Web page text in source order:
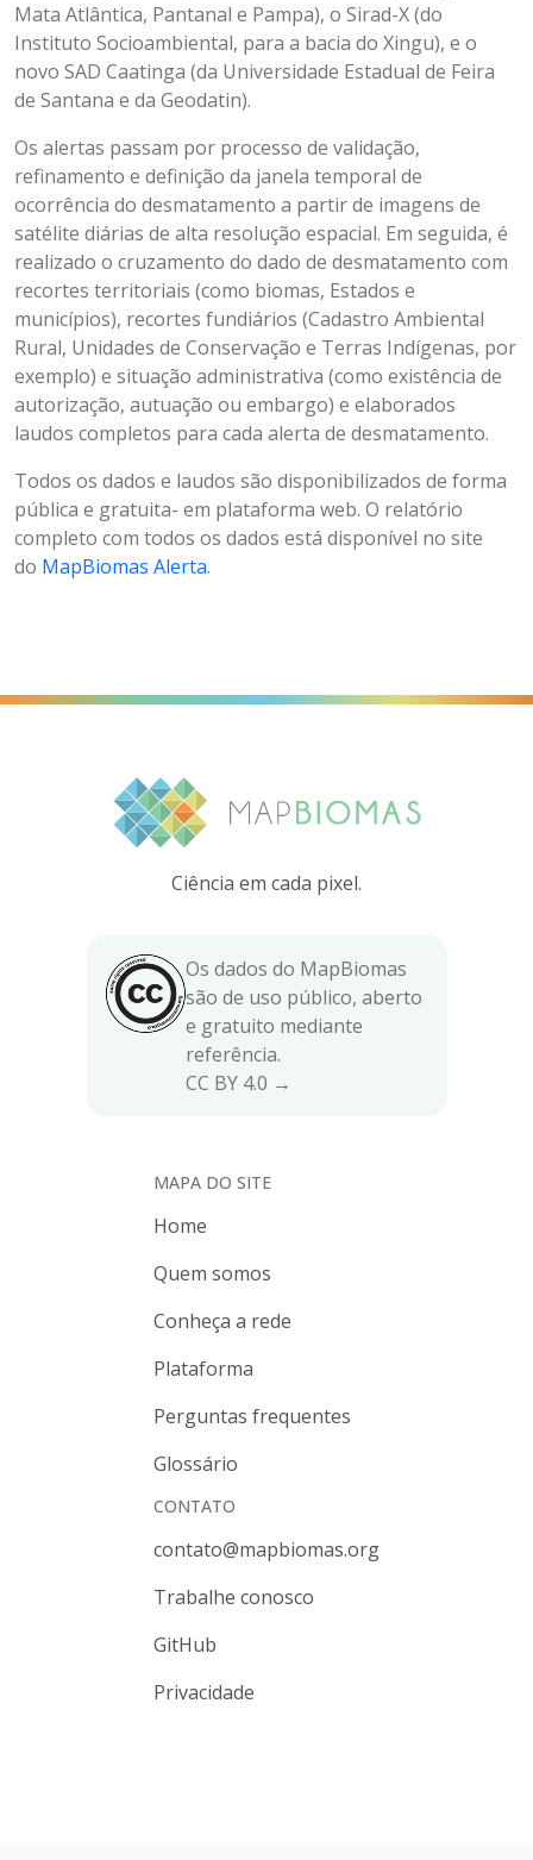
Mata Atlântica, Pantanal e Pampa), o Sirad-X (do
Instituto Socioambiental, para a bacia do Xingu), e o
novo SAD Caatinga (da Universidade Estadual de Feira
de Santana e da Geodatin).
Os alertas passam por processo de validação,
refinamento e definição da janela temporal de
ocorrência do desmatamento a partir de imagens de
satélite diárias de alta resolução espacial. Em seguida, é
realizado o cruzamento do dado de desmatamento com
recortes territoriais (como biomas, Estados e
municípios), recortes fundiários (Cadastro Ambiental
Rural, Unidades de Conservação e Terras Indígenas, por
exemplo) e situação administrativa (como existência de
autorização, autuação ou embargo) e elaborados
laudos completos para cada alerta de desmatamento.
Todos os dados e laudos são disponibilizados de forma
pública e gratuita- em plataforma web. O relatório
completo com todos os dados está disponível no site
do MapBiomas Alerta.
Ciência em cada pixel.
Os dados do MapBiomas
são de uso público, aberto
e gratuito mediante
referência.
CC BY 4.0 →
MAPA DO SITE
Home
Quem somos
Conheça a rede
Plataforma
Perguntas frequentes
Glossário
CONTATO
contato@mapbiomas.org
Trabalhe conosco
GitHub
Privacidade